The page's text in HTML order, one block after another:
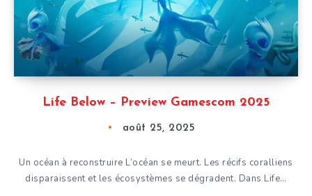
Life Below – Preview Gamescom 2025
août 25, 2025
Un océan à reconstruire L’océan se meurt. Les récifs coralliens
disparaissent et les écosystèmes se dégradent. Dans Life…